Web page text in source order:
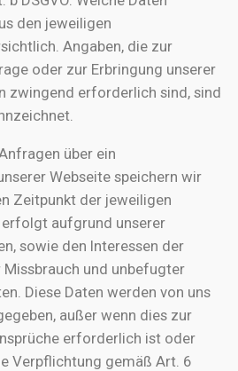
den jeweiligen
Angaben, die zur
oder zur Erbringung unserer
zwingend erforderlich sind, sind
über ein
Webseite speichern wir
Zeitpunkt der jeweiligen
aufgrund unserer
sowie den Interessen der
und unbefugter
Diese Daten werden von uns
außer wenn dies zur
erforderlich ist oder
Verpflichtung gemäß Art. 6